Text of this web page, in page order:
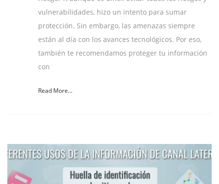
vulnerabilidades, hizo un intento para sumar
protección. Sin embargo, las amenazas siempre
están al día con los avances tecnológicos. Por eso,
también te recomendamos proteger tu información
con
Read More...